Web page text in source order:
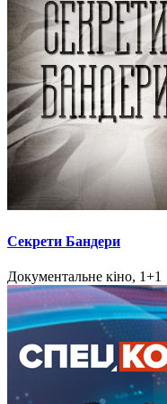
Секрети Бандери
Документальне кіно, 1+1